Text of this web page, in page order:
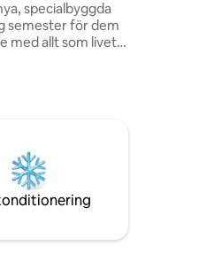
specialbyggda
semester för dem
med allt som livet
Perfekt för en
två, The
bara några steg
brygga som gör det
kajak på din